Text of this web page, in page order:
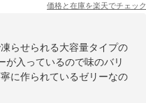
価格と在庫を楽天でチェック
らせられる大容量タイプの
が入っているので味のバリ
に作られているゼリーなの